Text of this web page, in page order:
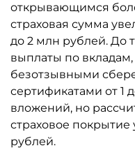
открывающимся
страховая сумма
до 2 млн рублей. До
выплаты по
безотзывными
сертификатами от 1
вложений, но
страховое
рублей.